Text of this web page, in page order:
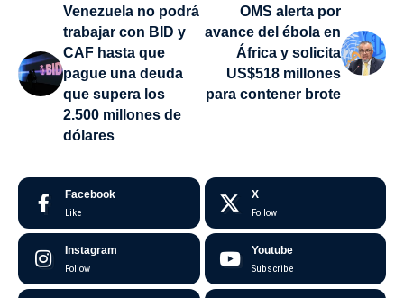
Venezuela no podrá
trabajar con BID y
CAF hasta que
pague una deuda
que supera los
2.500 millones de
dólares
OMS alerta por
avance del ébola en
África y solicita
US$518 millones
para contener brote
Facebook
Like
X
Follow
Instagram
Follow
Youtube
Subscribe